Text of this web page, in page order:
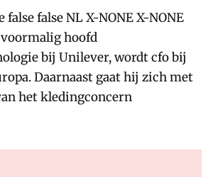
false false NL X-NONE X-NONE
hoofd
bij Unilever, wordt cfo bij
Daarnaast gaat hij zich met
het kledingconcern